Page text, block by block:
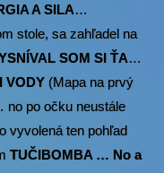
A SILA…
stole, sa zahľadel na
SOM SI ŤA…
VODY (Mapa na prvý
no po očku neustále
vyvolená ten pohľad
TUČIBOMBA … No a